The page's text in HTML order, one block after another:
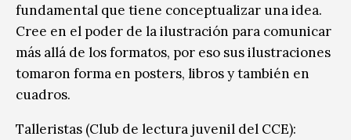
fundamental que tiene conceptualizar una idea.
Cree en el poder de la ilustración para comunicar
más allá de los formatos, por eso sus ilustraciones
tomaron forma en posters, libros y también en
cuadros.
Talleristas (Club de lectura juvenil del CCE):